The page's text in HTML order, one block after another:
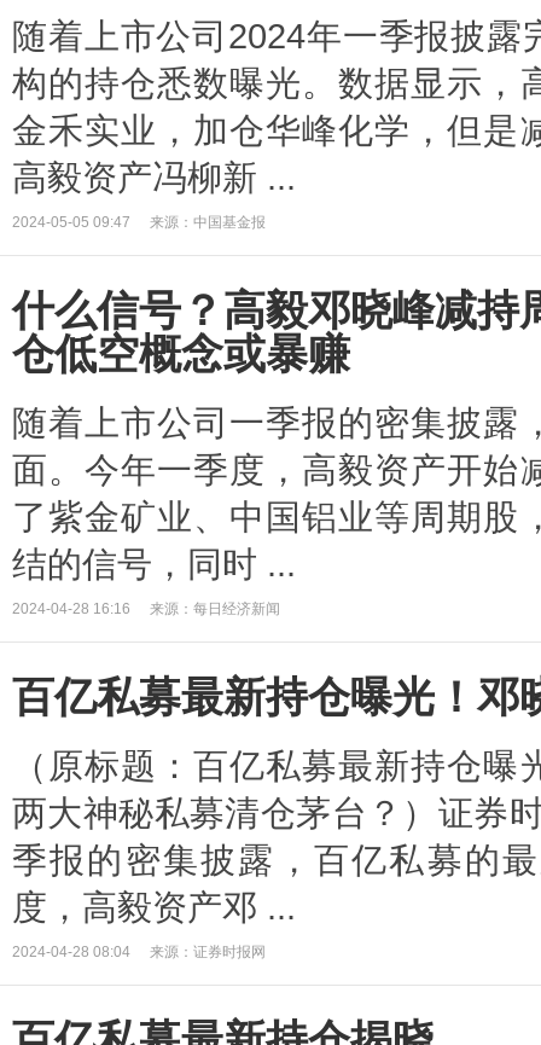
随着上市公司2024年一季报披
构的持仓悉数曝光。数据显示，
金禾实业，加仓华峰化学，但是
高毅资产冯柳新 ...
2024-05-05 09:47 来源：中国基金报
什么信号？高毅邓晓峰减持
仓低空概念或暴赚
随着上市公司一季报的密集披露
面。今年一季度，高毅资产开始
了紫金矿业、中国铝业等周期股
结的信号，同时 ...
2024-04-28 16:16 来源：每日经济新闻
百亿私募最新持仓曝光！邓
（原标题：百亿私募最新持仓
两大神秘私募清仓茅台？）证券
季报的密集披露，百亿私募的
度，高毅资产邓 ...
2024-04-28 08:04 来源：证券时报网